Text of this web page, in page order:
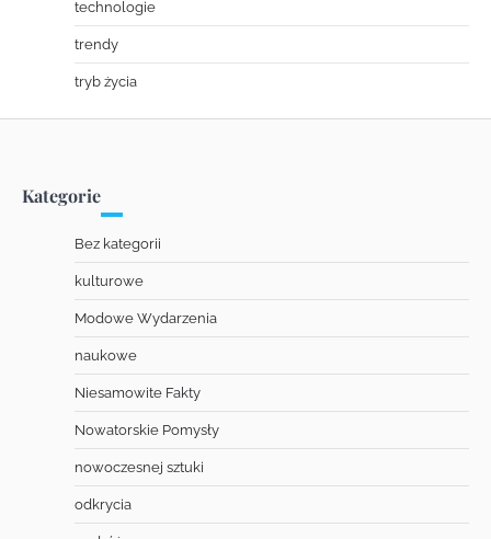
technologie
trendy
tryb życia
Kategorie
Bez kategorii
kulturowe
Modowe Wydarzenia
naukowe
Niesamowite Fakty
Nowatorskie Pomysły
nowoczesnej sztuki
odkrycia